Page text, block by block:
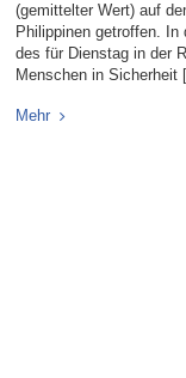
(gemittelter Wert) auf
Philippinen getroffen.
des für Dienstag in der
Menschen in Sicherheit
Mehr